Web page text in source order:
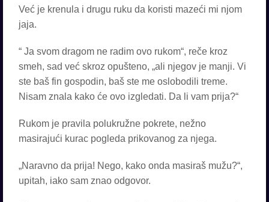
Već je krenula i drugu ruku da koristi mazeći mi njom
jaja.
“ Ja svom dragom ne radim ovo rukom“, reče kroz
smeh, sad već skroz opušteno, „ali njegov je manji. Vi
ste baš fin gospodin, baš ste me oslobodili treme.
Nisam znala kako će ovo izgledati. Da li vam prija?“
Rukom je pravila polukružne pokrete, nežno
masirajući kurac pogleda prikovanog za njega.
„Naravno da prija! Nego, kako onda masiraš mužu?“,
upitah, iako sam znao odgovor.